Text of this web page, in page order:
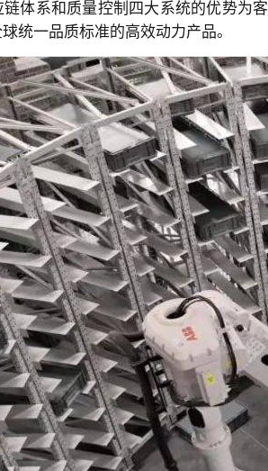
体系和质量控制四大系统的优势为客
统一品质标准的高效动力产品。